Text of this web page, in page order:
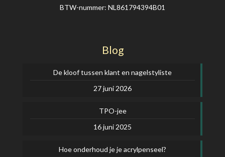
BTW-nummer: NL861794394B01
Blog
De kloof tussen klant en nagelstyliste
27 juni 2026
TPO-jee
16 juni 2025
Hoe onderhoud je je acrylpenseel?